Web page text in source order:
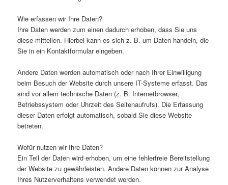
Wie erfassen wir Ihre Daten?
Ihre Daten werden zum einen dadurch erhoben, dass Sie uns
diese mitteilen. Hierbei kann es sich z. B. um Daten handeln, die
Sie in ein Kontaktformular eingeben.
Andere Daten werden automatisch oder nach Ihrer Einwilligung
beim Besuch der Website durch unsere IT-Systeme erfasst. Das
sind vor allem technische Daten (z. B. Internetbrowser,
Betriebssystem oder Uhrzeit des Seitenaufrufs). Die Erfassung
dieser Daten erfolgt automatisch, sobald Sie diese Website
betreten.
Wofür nutzen wir Ihre Daten?
Ein Teil der Daten wird erhoben, um eine fehlerfreie Bereitstellung
der Website zu gewährleisten. Andere Daten können zur Analyse
Ihres Nutzerverhaltens verwendet werden.